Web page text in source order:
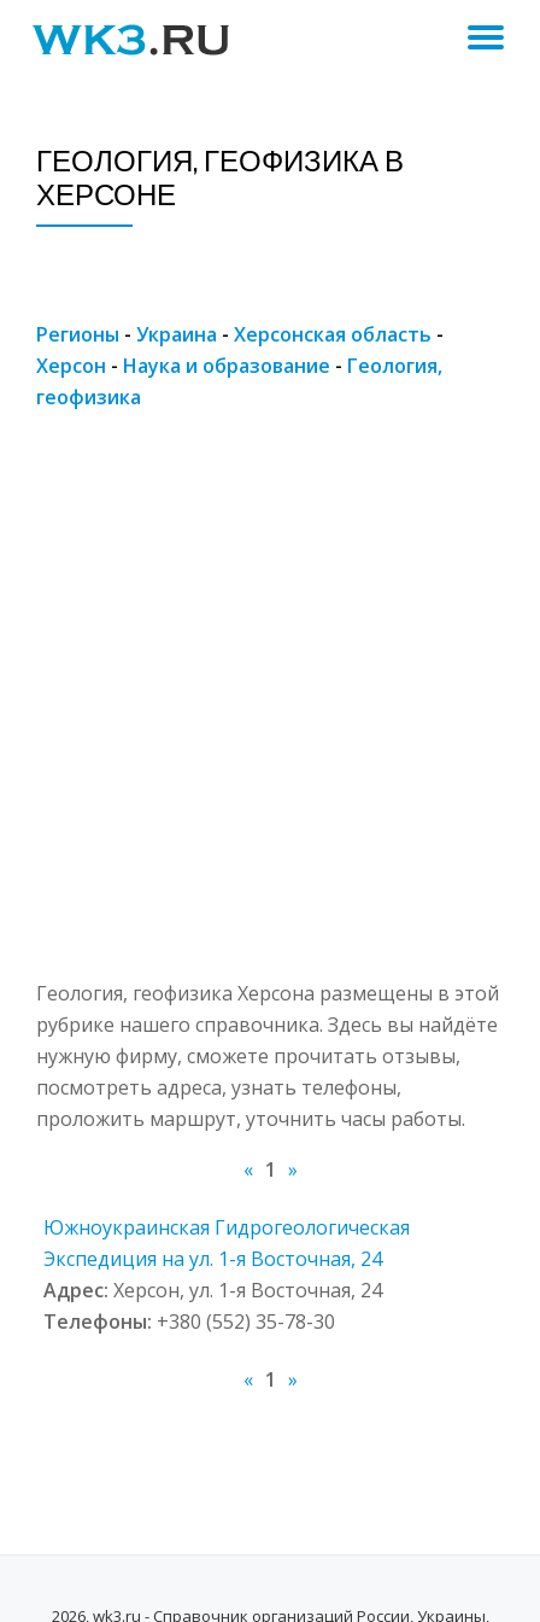
ГЕОЛОГИЯ, ГЕОФИЗИКА В
ХЕРСОНЕ
Регионы - Украина - Херсонская область -
Херсон - Наука и образование - Геология,
геофизика
Геология, геофизика Херсона размещены в этой
рубрике нашего справочника. Здесь вы найдёте
нужную фирму, сможете прочитать отзывы,
посмотреть адреса, узнать телефоны,
проложить маршрут, уточнить часы работы.
« 1 »
Южноукраинская Гидрогеологическая
Экспедиция на ул. 1-я Восточная, 24
Адрес:Херсон, ул. 1-я Восточная, 24
Телефоны: +380 (552) 35-78-30
« 1 »
2026, wk3.ru - Справочник организаций России, Украины,